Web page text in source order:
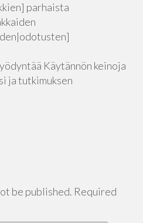
parhaista
Käytännön keinoja
ja tutkimuksen
be published. Required